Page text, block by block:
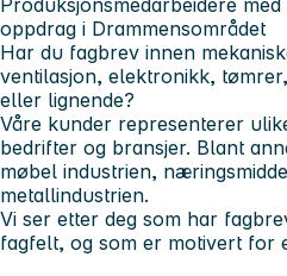
oppdrag i Drammensområdet
Har du fagbrev innen
ventilasjon, elektronikk,
eller lignende?
Våre kunder representerer
bedrifter og bransjer. Blant
møbel industrien,
metallindustrien.
Vi ser etter deg som har
fagfelt, og som er motivert for